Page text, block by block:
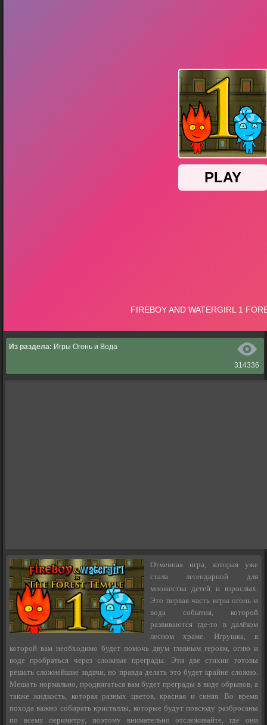
314336
Из раздела: Игры Огонь и Вода
Отменная игра, которая уже
стала легендарной для
множества детей и взрослых.
Это первая часть игры огонь и
вода события, которой
развиваются где-то в далёком
лесном храме. Игрушка, в
которой вам необходимо будет помочь двум главным героям, огню и
воде пробраться через сложные преграды. Эти две стихии готовы
решать сложнейшие задачи, но правда делать это будет крайне сложно.
Мешать нормально, продвигаться вам будет преграды в виде обрывов, а
также жидкость, которая разных цветов, красная и синяя. Во время
похода важно собирать кристаллы, которые будут повсюду разбросаны
по всему периметру, поэтому внимательно отслеживайте, где они